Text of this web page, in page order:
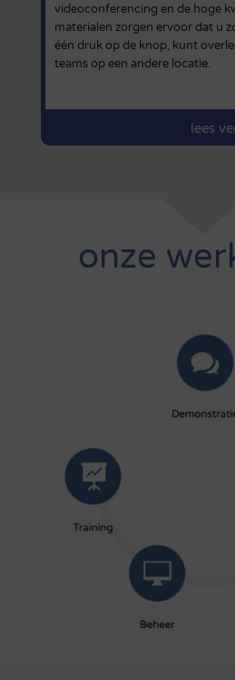
videoconferencing en de hoge
materialen zorgen ervoor dat u
één druk op de knop, kunt
teams op een andere locatie.
lees
onze